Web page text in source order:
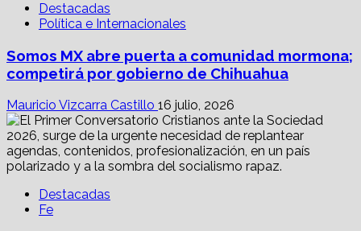
Destacadas
Política e Internacionales
Somos MX abre puerta a comunidad mormona;
competirá por gobierno de Chihuahua
Mauricio Vizcarra Castillo 16 julio, 2026
Destacadas
Fe